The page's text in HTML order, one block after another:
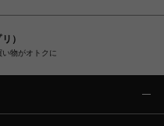
）
い物がオトクに